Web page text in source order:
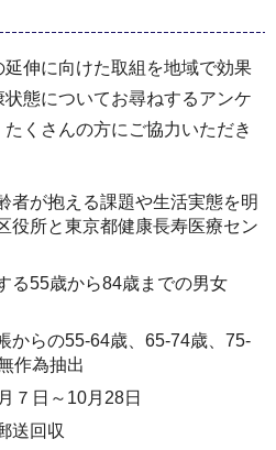
伸に向けた取組を地域で効果
態についてお尋ねするアンケ
くさんの方にご協⼒いただき
者が抱える課題や生活実態を明
役所と東京都健康長寿医療セン
る55歳から84歳までの男女
からの55-64歳、65-74歳、75-
作為抽出
７日～10月28日
送回収